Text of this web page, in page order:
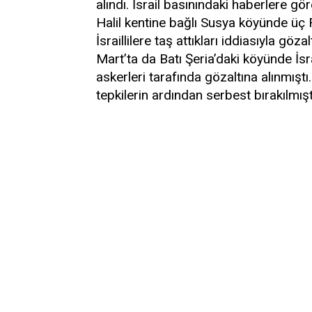
alındı. İsrail basınındaki haberlere
Halil kentine bağlı Susya köyünde
İsraillilere taş attıkları iddiasıyla
Mart’ta da Batı Şeria’daki köyünde
askerleri tarafında gözaltına
tepkilerin ardından serbest